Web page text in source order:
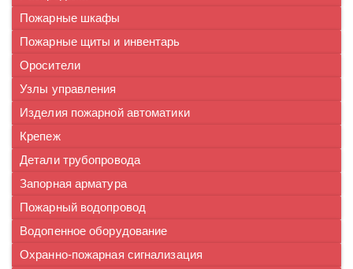
Пожарные шкафы
Пожарные щиты и инвентарь
Оросители
Узлы управления
Изделия пожарной автоматики
Крепеж
Детали трубопровода
Запорная арматура
Пожарный водопровод
Водопенное оборудование
Охранно-пожарная сигнализация